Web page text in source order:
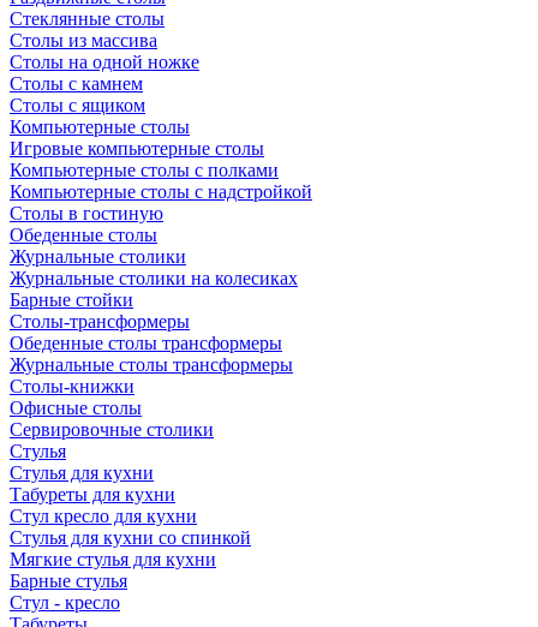
Стеклянные столы
Столы из массива
Столы на одной ножке
Столы с камнем
Столы с ящиком
Компьютерные столы
Игровые компьютерные столы
Компьютерные столы с полками
Компьютерные столы с надстройкой
Столы в гостиную
Обеденные столы
Журнальные столики
Журнальные столики на колесиках
Барные стойки
Столы-трансформеры
Обеденные столы трансформеры
Журнальные столы трансформеры
Столы-книжки
Офисные столы
Сервировочные столики
Стулья
Стулья для кухни
Табуреты для кухни
Стул кресло для кухни
Стулья для кухни со спинкой
Мягкие стулья для кухни
Барные стулья
Стул - кресло